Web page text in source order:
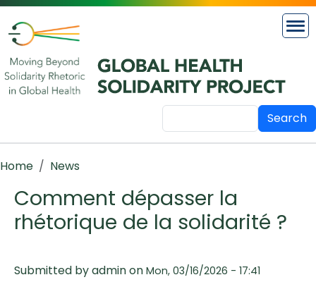
Skip to main content
Search
Breadcrumb
Home News
Comment dépasser la
rhétorique de la solidarité ?
Submitted byadminon Mon, 03/16/2026 - 17:41